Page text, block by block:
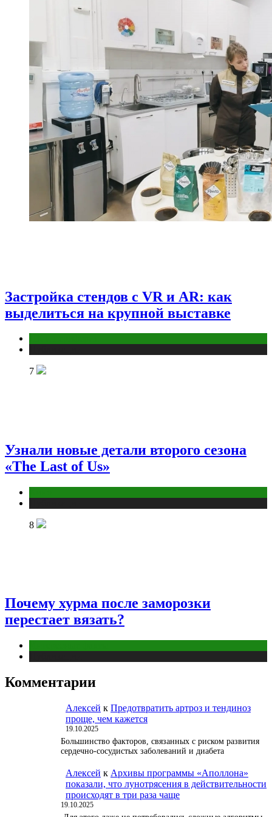
Застройка стендов с VR и AR: как
выделиться на крупной выставке
7
Узнали новые детали второго сезона
«The Last of Us»
8
Почему хурма после заморозки
перестает вязать?
Комментарии
Алексей к Предотвратить артроз и тендиноз
проще, чем кажется
19.10.2025
Большинство факторов, связанных с риском развития
сердечно-сосудистых заболеваний и диабета
Алексей к Архивы программы «Аполлона»
показали, что лунотрясения в действительности
происходят в три раза чаще
19.10.2025